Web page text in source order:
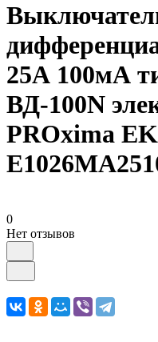
25А 100мА
ВД-100N
PROxima
0
Нет отзывов